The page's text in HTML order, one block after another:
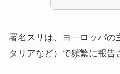
署名スリは、ヨーロッパの
タリアなど）で頻繁に報告